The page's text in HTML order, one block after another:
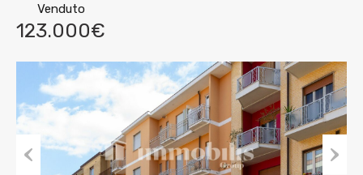
Venduto
123.000€